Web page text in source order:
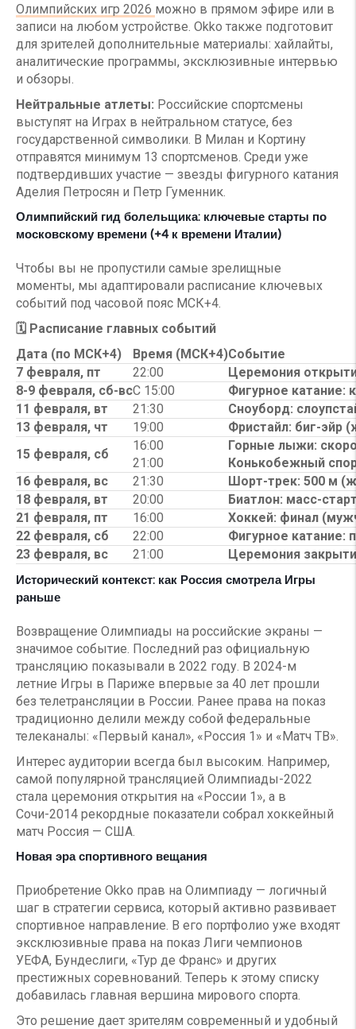
Олимпийских игр 2026 можно в прямом эфире или в
записи на любом устройстве. Okko также подготовит
для зрителей дополнительные материалы: хайлайты,
аналитические программы, эксклюзивные интервью
и обзоры.
Нейтральные атлеты: Российские спортсмены
выступят на Играх в нейтральном статусе, без
государственной символики. В Милан и Кортину
отправятся минимум 13 спортсменов. Среди уже
подтвердивших участие — звезды фигурного катания
Аделия Петросян и Петр Гуменник.
Олимпийский гид болельщика: ключевые старты по
московскому времени (+4 к времени Италии)
Чтобы вы не пропустили самые зрелищные
моменты, мы адаптировали расписание ключевых
событий под часовой пояс МСК+4.
🗓️ Расписание главных событий
Дата (по МСК+4)
Время (МСК+4)Событие
7 февраля, пт
22:00
Церемония
8-9 февраля, сб-всС 15:00
Фигурное катание:
11 февраля, вт
21:30
Сноуборд:
13 февраля, чт
19:00
Фристайл: биг-эйр
15 февраля, сб
16:00
21:00
Горные лыжи:
Конькобежный
16 февраля, вс
21:30
Шорт-трек: 500 м
18 февраля, вт
20:00
Биатлон: масс-
21 февраля, пт
16:00
Хоккей: финал
22 февраля, сб
22:00
Фигурное катание:
23 февраля, вс
21:00 Церемония
Исторический контекст: как Россия смотрела Игры
раньше
Возвращение Олимпиады на российские экраны —
значимое событие. Последний раз официальную
трансляцию показывали в 2022 году. В 2024-м
летние Игры в Париже впервые за 40 лет прошли
без телетрансляции в России. Ранее права на показ
традиционно делили между собой федеральные
телеканалы: «Первый канал», «Россия 1» и «Матч ТВ».
Интерес аудитории всегда был высоким. Например,
самой популярной трансляцией Олимпиады-2022
стала церемония открытия на «России 1», а в
Сочи-2014 рекордные показатели собрал хоккейный
матч Россия — США.
Новая эра спортивного вещания
Приобретение Okko прав на Олимпиаду — логичный
шаг в стратегии сервиса, который активно развивает
спортивное направление. В его портфолио уже входят
эксклюзивные права на показ Лиги чемпионов
УЕФА, Бундеслиги, «Тур де Франс» и других
престижных соревнований. Теперь к этому списку
добавилась главная вершина мирового спорта.
Это решение дает зрителям современный и удобный